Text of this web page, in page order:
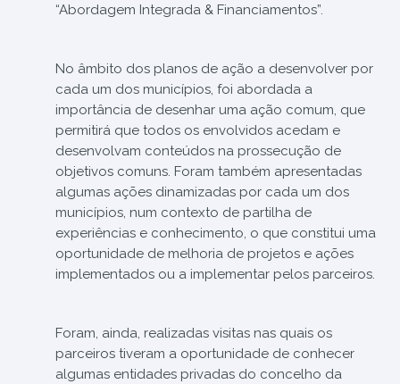
“Abordagem Integrada & Financiamentos”.
No âmbito dos planos de ação a desenvolver por
cada um dos municípios, foi abordada a
importância de desenhar uma ação comum, que
permitirá que todos os envolvidos acedam e
desenvolvam conteúdos na prossecução de
objetivos comuns. Foram também apresentadas
algumas ações dinamizadas por cada um dos
municípios, num contexto de partilha de
experiências e conhecimento, o que constitui uma
oportunidade de melhoria de projetos e ações
implementados ou a implementar pelos parceiros.
Foram, ainda, realizadas visitas nas quais os
parceiros tiveram a oportunidade de conhecer
algumas entidades privadas do concelho da